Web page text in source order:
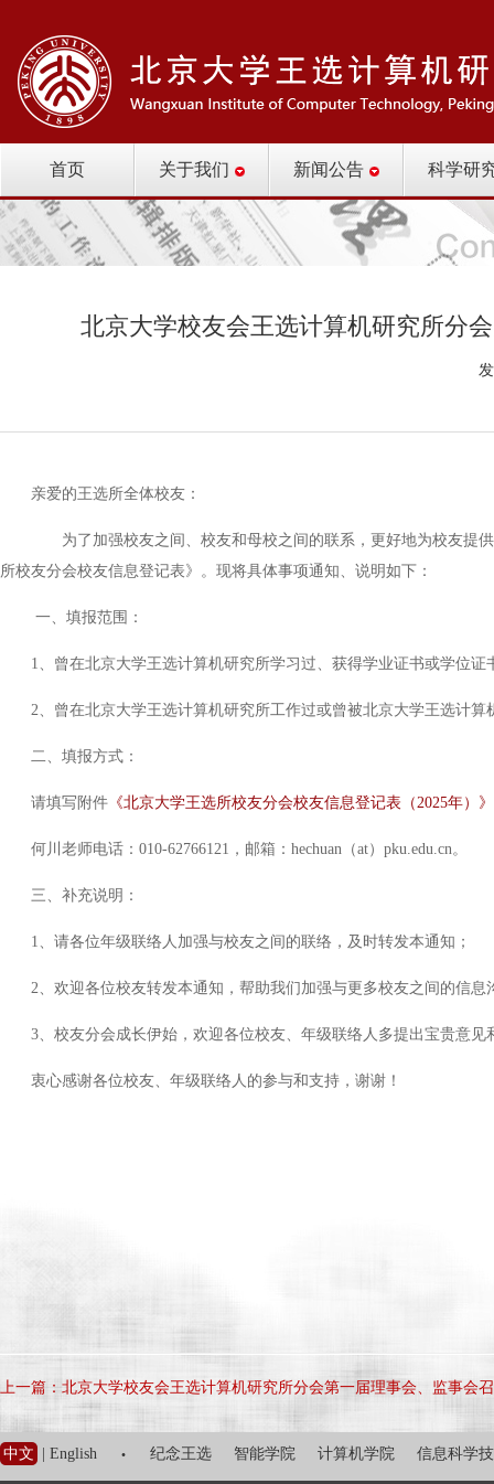
首页 关于我们 新闻公告 科学研
北京大学校友会王选计算机研究所分
亲爱的王选所全体校友：
为了加强校友之间、校友和母校之间的联系，更好地为校友提
所校友分会校友信息登记表》。现将具体事项通知、说明如下：
一、填报范围：
1、曾在北京大学王选计算机研究所学习过、获得学业证书或学位证
2、曾在北京大学王选计算机研究所工作过或曾被北京大学王选计
二、填报方式：
请填写附件 《北京大学王选所校友分会校友信息登记表（2025年）》
何川老师电话：010-62766121，邮箱：hechuan（at）pku.edu.cn。
三、补充说明：
1、请各位年级联络人加强与校友之间的联络，及时转发本通知；
2、欢迎各位校友转发本通知，帮助我们加强与更多校友之间的信息
3、校友分会成长伊始，欢迎各位校友、年级联络人多提出宝贵意见
衷心感谢各位校友、年级联络人的参与和支持，谢谢！
上一篇：北京大学校友会王选计算机研究所分会第一届理事会、监事会
中文 English · 纪念王选 智能学院 计算机学院 信息科学